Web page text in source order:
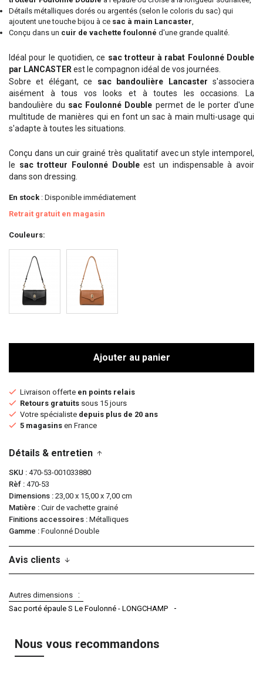
Détails métalliques dorés ou argentés (selon le coloris du sac) qui
ajoutent une touche bijou à ce sac à main Lancaster
Conçu dans un cuir de vachette foulonné d'une grande qualité.
Idéal pour le quotidien, ce sac trotteur à rabat Foulonné Double
par LANCASTERest le compagnon idéal de vos journées.
Sobre et élégant, ce sac bandoulière Lancaster s'associera
aisément à tous vos looks et à toutes les occasions. La
bandoulière du sac Foulonné Double permet de le porter d'une
multitude de manières qui en font un sac à main multi-usage qui
s'adapte à toutes les situations.
Conçu dans un cuir grainé très qualitatif avec un style intemporel,
le sac trotteur Foulonné Doubleest un indispensable à avoir
dans son dressing.
En stock : Disponible immédiatement
Retrait gratuit en magasin
Couleurs
Ajouter au panier
Livraison offerte en points relais
Retours gratuits sous 15 jours
Votre spécialiste depuis plus de 20 ans
5 magasins en France
Détails & entretien
SKU
470-53-001033880
Rèf 470-53
Dimensions 23,00 x 15,00 x 7,00 cm
Matière
Cuir de vachette grainé
Finitions accessoires Métalliques
Gamme
Foulonné Double
Avis clients
Autres dimensions
Sac porté épaule S Le Foulonné - LONGCHAMP
Nous vous recommandons